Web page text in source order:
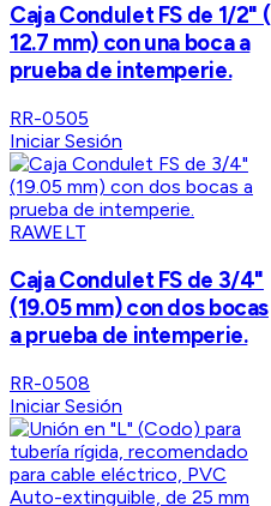
Caja Condulet FS de 1/2" (
12.7 mm) con una boca a
prueba de intemperie.
RR-0505
Iniciar Sesión
RAWELT
Caja Condulet FS de 3/4"
(19.05 mm) con dos bocas
a prueba de intemperie.
RR-0508
Iniciar Sesión